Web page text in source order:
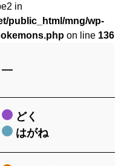
in
public_html/mng/wp-
on line 136
―
どく
はがね